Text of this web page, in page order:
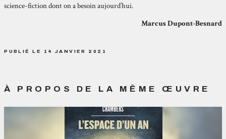
science-fiction dont on a besoin aujourd’hui.
Marcus Dupont-Besnard
PUBLIÉ LE 14 JANVIER 2021
À PROPOS DE LA MÊME ŒUVRE